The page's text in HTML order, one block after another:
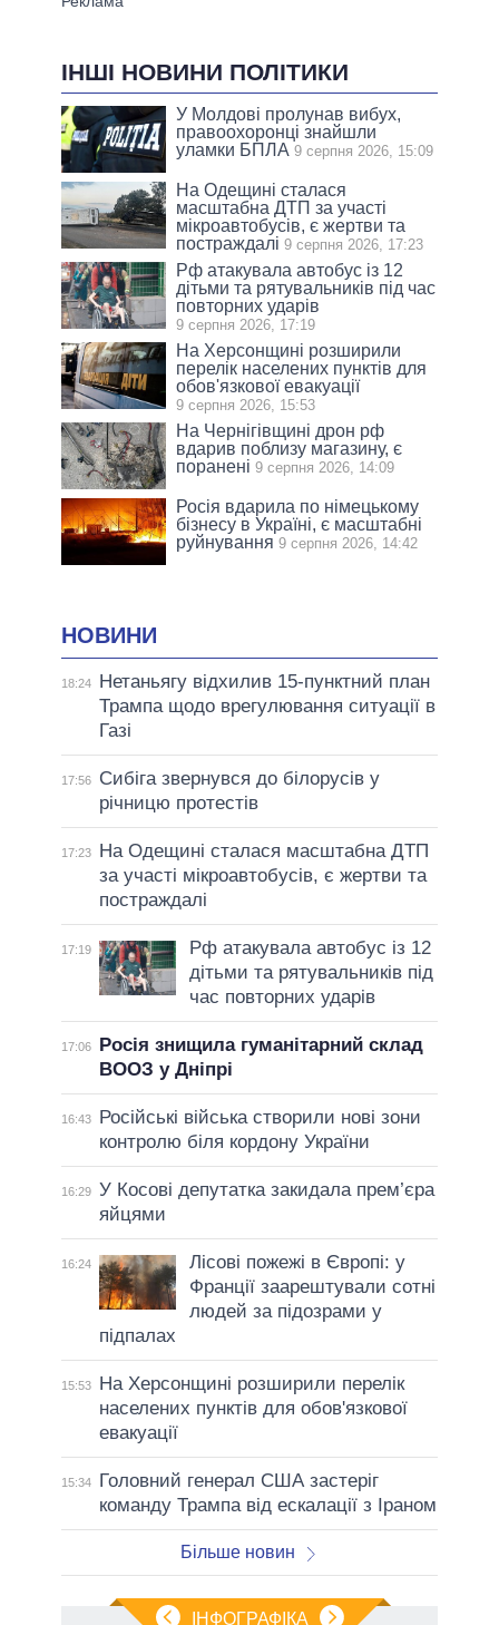
ІНШІ НОВИНИ ПОЛІТИКИ
У Молдові пролунав вибух,
правоохоронці знайшли
уламки БПЛА 9 серпня 2026, 15:09
На Одещині сталася
масштабна ДТП за участі
мікроавтобусів, є жертви та
постраждалі 9 серпня 2026, 17:23
Рф атакувала автобус із 12
дітьми та рятувальників під час
повторних ударів
9 серпня 2026, 17:19
На Херсонщині розширили
перелік населених пунктів для
обов'язкової евакуації
9 серпня 2026, 15:53
На Чернігівщині дрон рф
вдарив поблизу магазину, є
поранені 9 серпня 2026, 14:09
Росія вдарила по німецькому
бізнесу в Україні, є масштабні
руйнування 9 серпня 2026, 14:42
НОВИНИ
18:24
Нетаньягу відхилив 15-пунктний план
Трампа щодо врегулювання ситуації в
Газі
17:56
Сибіга звернувся до білорусів у
річницю протестів
17:23
На Одещині сталася масштабна ДТП
за участі мікроавтобусів, є жертви та
постраждалі
17:19
Рф атакувала автобус із 12
дітьми та рятувальників під
час повторних ударів
17:06
Росія знищила гуманітарний склад
ВООЗ у Дніпрі
16:43
Російські війська створили нові зони
контролю біля кордону України
16:29 У Косові депутатка закидала прем’єра
яйцями
16:24
Лісові пожежі в Європі: у
Франції заарештували сотні
людей за підозрами у
підпалах
15:53
На Херсонщині розширили перелік
населених пунктів для обов'язкової
евакуації
15:34
Головний генерал США застеріг
команду Трампа від ескалації з Іраном
Більше новин
ІНФОГРАФІКА